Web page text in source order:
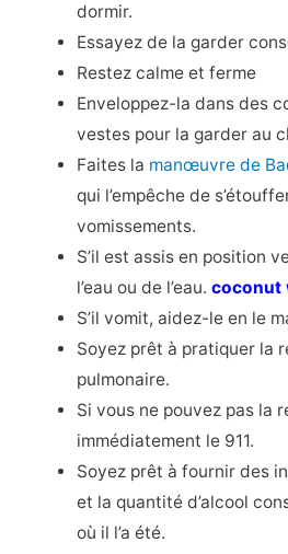
dormir.
Essayez de la garder
Restez calme et ferme
Enveloppez-la dans des
vestes pour la garder au
Faites la manœuvre de
qui l’empêche de
vomissements.
S’il est assis en position
l’eau ou de l’eau.coconut
S’il vomit, aidez-le en le
Soyez prêt à pratiquer la
pulmonaire.
Si vous ne pouvez pas la
immédiatement le 911.
Soyez prêt à fournir des
et la quantité d’alcool
où il l’a été.